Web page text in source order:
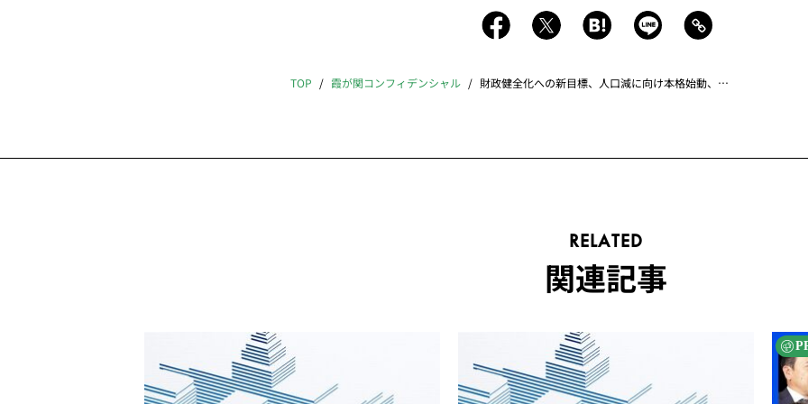
TOP 霞が関コンフィデンシャル 財政健全化への新目標、人口減に向け本格始動、新体制の宮内庁、愚痴る首相側近
RELATED
関連記事